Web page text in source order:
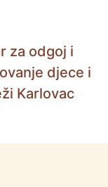
za odgoj i
djece i
Karlovac